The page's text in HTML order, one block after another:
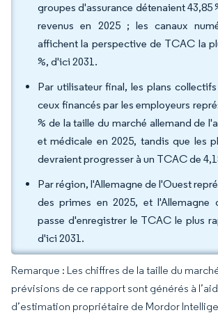
groupes d'assurance détenaient 43,85
revenus en 2025 ; les canaux
affichent la perspective de TCAC la
%, d'ici 2031.
Par utilisateur final, les plans
ceux financés par les employeurs
% de la taille du marché allemand de
et médicale en 2025, tandis que les
devraient progresser à un TCAC de
Par région, l'Allemagne de l'Ouest
des primes en 2025, et l'Allemagne
passe d'enregistrer le TCAC le plus
d'ici 2031.
Remarque : Les chiffres de la taille du
prévisions de ce rapport sont générés à
d’estimation propriétaire de Mordor